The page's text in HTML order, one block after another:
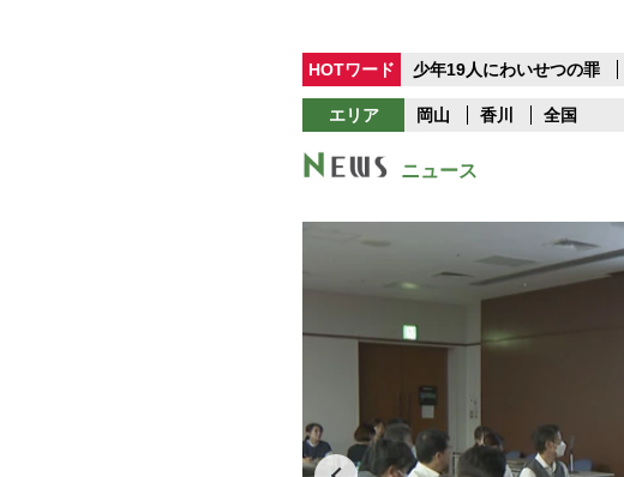
HOTワード 少年19人にわいせつの罪
エリア 岡山 香川 全国
ニュース